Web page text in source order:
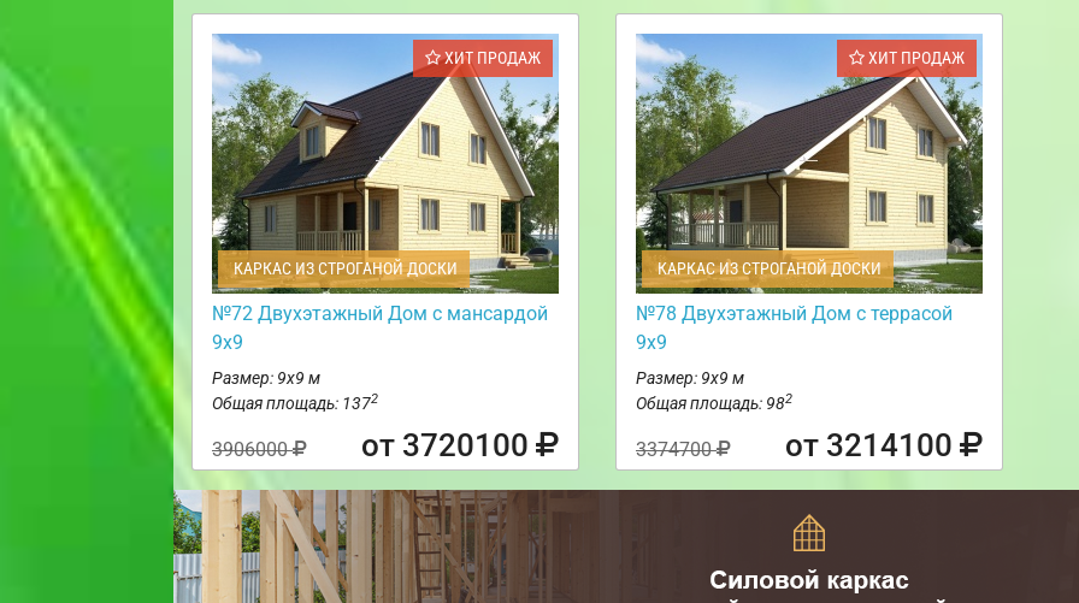
ХИТ ПРОДАЖ
КАРКАС ИЗ СТРОГАНОЙ ДОСКИ
№72 Двухэтажный Дом с мансардой
9х9
Размер: 9х9 м
Общая площадь: 1372
3906000 от 3720100
ХИТ ПРОДАЖ
КАРКАС ИЗ СТРОГАНОЙ ДОСКИ
№78 Двухэтажный Дом с террасой
9х9
Размер: 9х9 м
Общая площадь: 982
3374700 от 3214100